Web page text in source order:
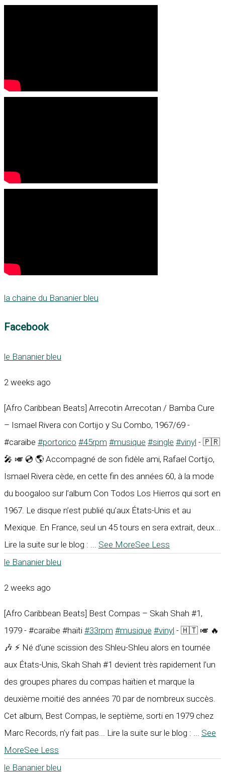
la chaine du Bananier bleu
Facebook
le Bananier bleu
2 weeks ago
[Afro Caribbean Beats] Arrecotin Arrecotan / Bamba Cure
– Ismael Rivera con Cortijo y Su Combo, 1967/69 -
#caraïbe #portorico #45rpm #musique #single #vinyl - 🇵🇷
🎤 🎺 💿 🌎 Accompagné de son fidèle ami, Rafael Cortijo,
Ismael Rivera cède, en cette fin des années 60, à la mode
du boogaloo sur l’album Con Todos Los Hierros qui sort en
1967. Le disque n’est publié qu’aux États-Unis et au
Mexique. En France, seul un 45 tours en sera extrait, deux...
Lire la suite sur le blog :
See MoreSee Less
le Bananier bleu
2 weeks ago
[Afro Caribbean Beats] Best Compas – Skah Shah #1,
1979 - #caraïbe #haïti #33rpm #musique #vinyl - 🇭🇹 🎺 🔥
🎶 ⚡ Né d’une scission des Shleu-Shleu alors en tournée
aux États-Unis, Skah Shah #1 devient très rapidement l’un
des groupes phares du compas haïtien et marque la
deuxième moitié des années 70 par de nombreux succès.
Cet album, Best Compas, le septième, sorti en 1979 chez
Marc Records, n’y fait pas... Lire la suite sur le blog :
See
MoreSee Less
le Bananier bleu